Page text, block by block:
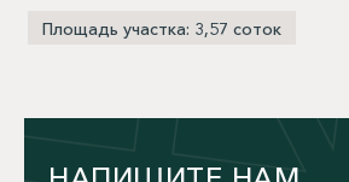
Площадь участка: 3,57 соток